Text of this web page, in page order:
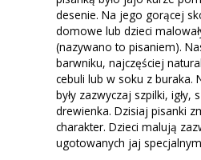
desenie. Na jego gorącej
domowe lub dzieci
(nazywano to pisaniem).
barwniku, najczęściej
cebuli lub w soku z buraka.
były zazwyczaj szpilki, igły,
drewienka. Dzisiaj pisanki
charakter. Dzieci malują
ugotowanych jaj